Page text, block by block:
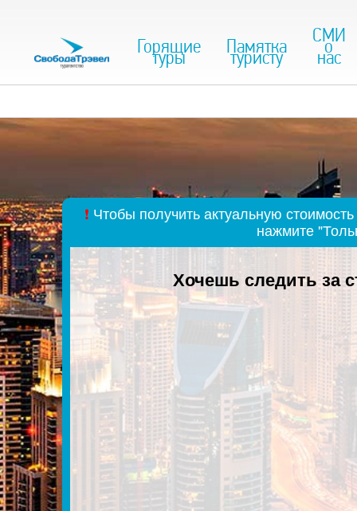
Горящие
туры Памятка
туристу
СМИ
о
нас
❗ Чтобы получить актуальную
нажмите
Хочешь следить за